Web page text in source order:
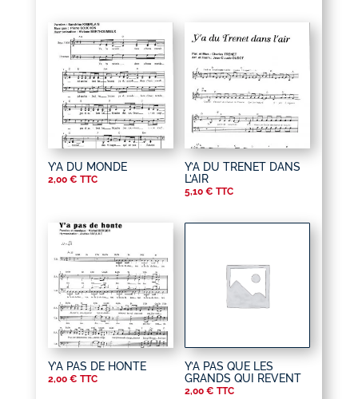
Y’A DU MONDE
2,00 € TTC
Y’A DU TRENET DANS
L’AIR
5,10 € TTC
Y’A PAS DE HONTE
2,00 € TTC
Y’A PAS QUE LES
GRANDS QUI REVENT
2,00 € TTC